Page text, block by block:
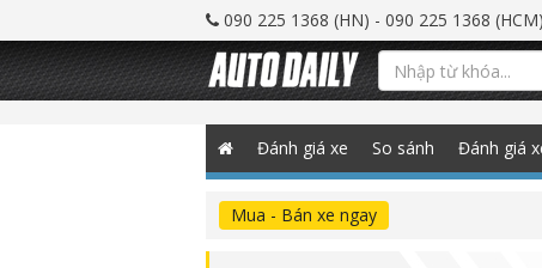
090 225 1368 (HN) - 090 225 1368 (HCM)
Đánh giá xe So sánh Đánh giá
Mua - Bán xe ngay